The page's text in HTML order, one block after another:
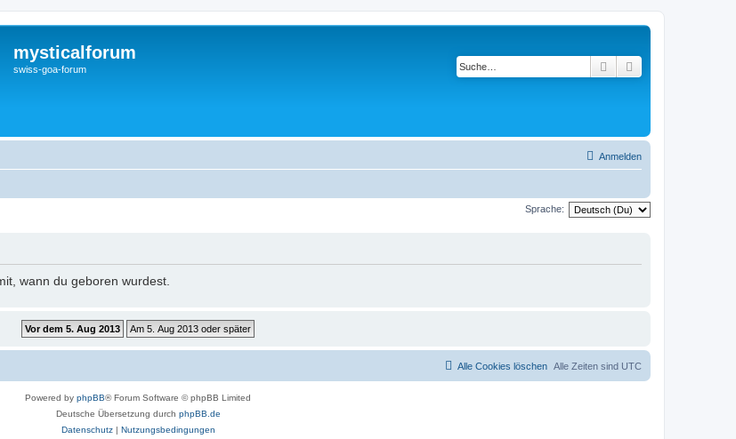
mysticalforum
swiss-goa-forum Suche
Anmelden
Sprache:
wann du geboren wurdest.
Alle Zeiten sind UTC
Alle Cookies löschen
Powered by phpBB® Forum Software © phpBB Limited
Deutsche Übersetzung durch phpBB.de
Datenschutz| Nutzungsbedingungen